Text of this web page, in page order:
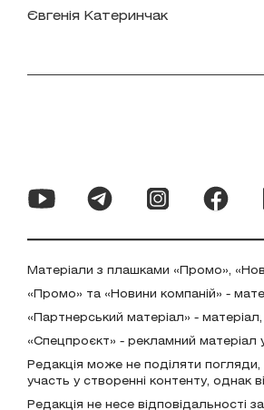
Євгенія Катеринчак
Матеріали з плашками «Промо»,
«Промо» та «Новини компаній» -
«Партнерський матеріал» -
«Спецпроєкт» - рекламний
Редакція може не поділяти
участь у створенні контенту, однак
Редакція не несе відповідальності